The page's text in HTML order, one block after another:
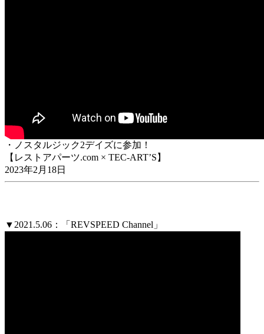
・ノスタルジック2デイズに参加！
【レストアパーツ.com × TEC-ART’S】
2023年2月18日
▼2021.5.06：「REVSPEED Channel」